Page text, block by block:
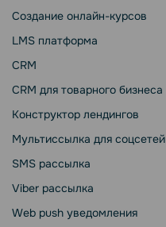
Создание онлайн-курсов
LMS платформа
CRM
CRM для товарного бизнеса
Конструктор лендингов
Мультиссылка для соцсетей
SMS рассылка
Viber рассылка
Web push уведомления